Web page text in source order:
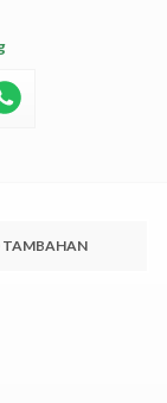
TAMBAHAN